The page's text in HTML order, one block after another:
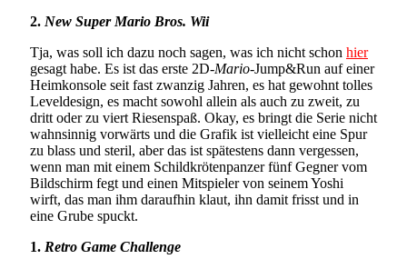
2. New Super Mario Bros. Wii
Tja, was soll ich dazu noch sagen, was ich nicht schon hier
gesagt habe. Es ist das erste 2D-Mario-Jump&Run auf einer
Heimkonsole seit fast zwanzig Jahren, es hat gewohnt tolles
Leveldesign, es macht sowohl allein als auch zu zweit, zu
dritt oder zu viert Riesenspaß. Okay, es bringt die Serie nicht
wahnsinnig vorwärts und die Grafik ist vielleicht eine Spur
zu blass und steril, aber das ist spätestens dann vergessen,
wenn man mit einem Schildkrötenpanzer fünf Gegner vom
Bildschirm fegt und einen Mitspieler von seinem Yoshi
wirft, das man ihm daraufhin klaut, ihn damit frisst und in
eine Grube spuckt.
1. Retro Game Challenge